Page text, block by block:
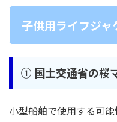
子供用ライフジ
① 国土交通省の桜
小型船舶で使用する可能